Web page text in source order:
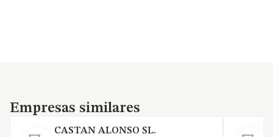
Empresas similares
Empresas similares
CASTAN ALONSO SL.